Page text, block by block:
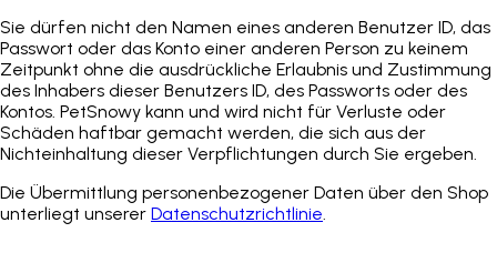
Sie dürfen nicht den Namen eines anderen Benutzer ID, das
Passwort oder das Konto einer anderen Person zu keinem
Zeitpunkt ohne die ausdrückliche Erlaubnis und Zustimmung
des Inhabers dieser Benutzers ID, des Passworts oder des
Kontos. PetSnowy kann und wird nicht für Verluste oder
Schäden haftbar gemacht werden, die sich aus der
Nichteinhaltung dieser Verpflichtungen durch Sie ergeben.
Die Übermittlung personenbezogener Daten über den Shop
unterliegt unserer Datenschutzrichtlinie